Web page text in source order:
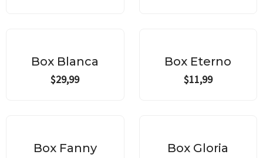
Box Blanca
$29,99
Box Eterno
$11,99
Box Fanny Box Gloria